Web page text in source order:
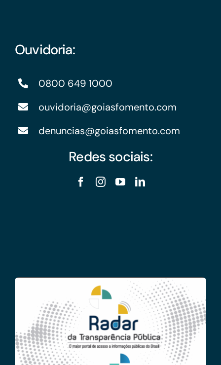
Ouvidoria:
0800 649 1000
ouvidoria@goiasfomento.com
denuncias@goiasfomento.com
Redes sociais: